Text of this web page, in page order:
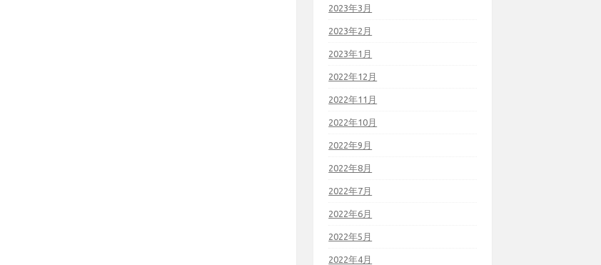
2023年3月
2023年2月
2023年1月
2022年12月
2022年11月
2022年10月
2022年9月
2022年8月
2022年7月
2022年6月
2022年5月
2022年4月